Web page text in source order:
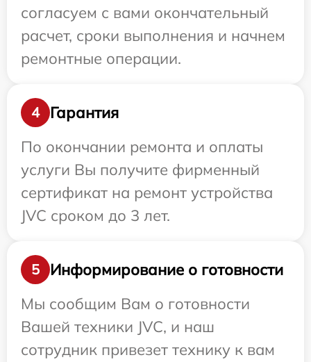
согласуем с вами окончательный
расчет, сроки выполнения и начнем
ремонтные операции.
4
Гарантия
По окончании ремонта и оплаты
услуги Вы получите фирменный
сертификат на ремонт устройства
JVC сроком до 3 лет.
5
Информирование о готовности
Мы сообщим Вам о готовности
Вашей техники JVC, и наш
сотрудник привезет технику к вам